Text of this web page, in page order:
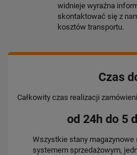
widnieje wyraźna
skontaktować się z
kosztów transportu.
Czas
Całkowity czas realizacji
od 24h do 5
Wszystkie stany
systemem sprzedażowym,